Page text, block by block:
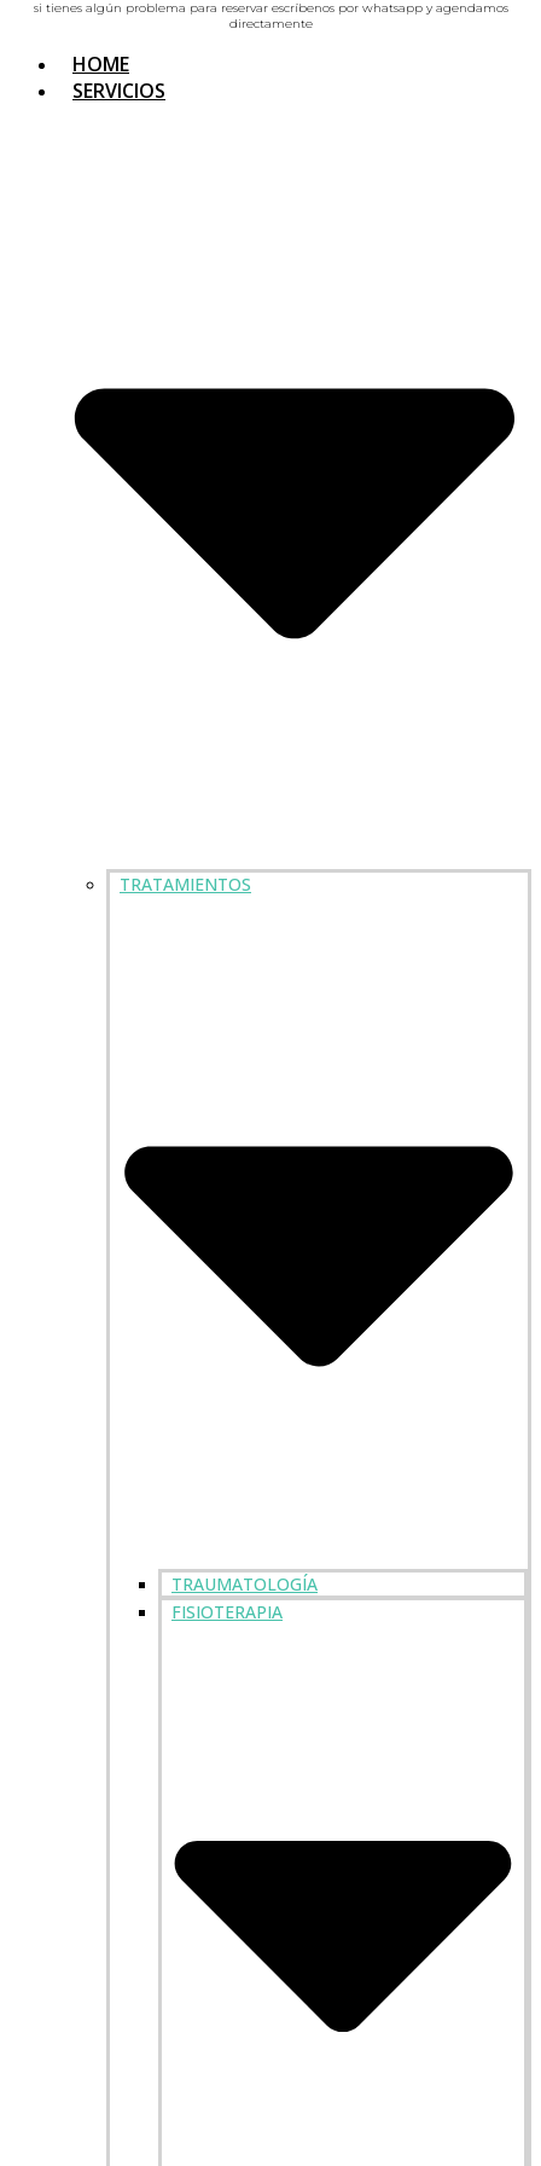
si tienes algún problema para reservar escríbenos por whatsapp y agendamos
directamente
HOME
SERVICIOS
TRATAMIENTOS
TRAUMATOLOGÍA
FISIOTERAPIA